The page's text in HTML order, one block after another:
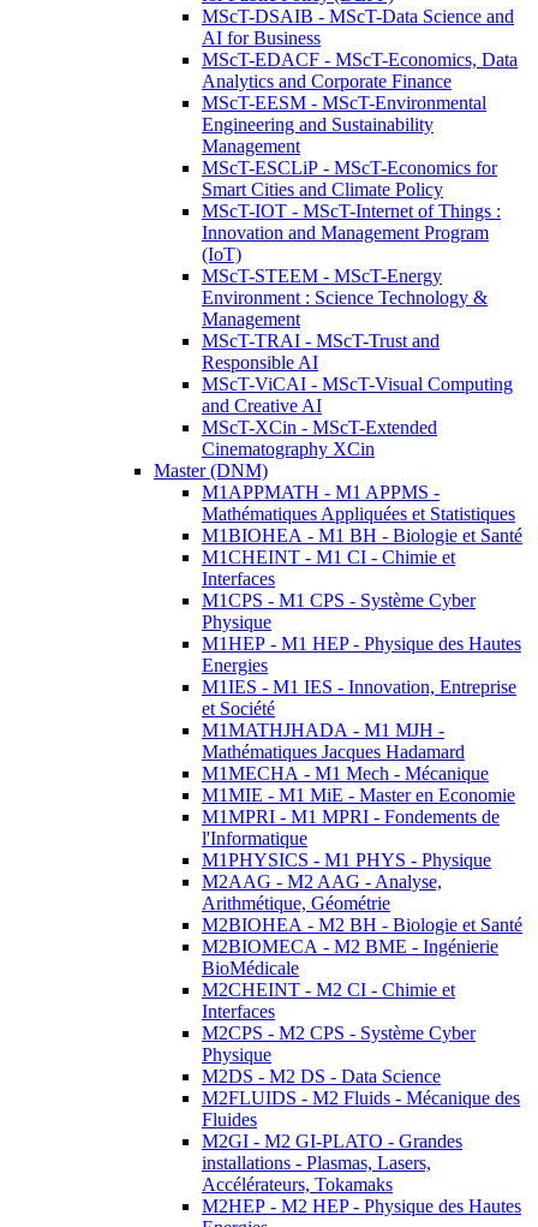
MScT-DSAIB - MScT-Data Science and
AI for Business
MScT-EDACF - MScT-Economics, Data
Analytics and Corporate Finance
MScT-EESM - MScT-Environmental
Engineering and Sustainability
Management
MScT-ESCLiP - MScT-Economics for
Smart Cities and Climate Policy
MScT-IOT - MScT-Internet of Things :
Innovation and Management Program
(IoT)
MScT-STEEM - MScT-Energy
Environment : Science Technology &
Management
MScT-TRAI - MScT-Trust and
Responsible AI
MScT-ViCAI - MScT-Visual Computing
and Creative AI
MScT-XCin - MScT-Extended
Cinematography XCin
Master (DNM)
M1APPMATH - M1 APPMS -
Mathématiques Appliquées et Statistiques
M1BIOHEA - M1 BH - Biologie et Santé
M1CHEINT - M1 CI - Chimie et
Interfaces
M1CPS - M1 CPS - Système Cyber
Physique
M1HEP - M1 HEP - Physique des Hautes
Energies
M1IES - M1 IES - Innovation, Entreprise
et Société
M1MATHJHADA - M1 MJH -
Mathématiques Jacques Hadamard
M1MECHA - M1 Mech - Mécanique
M1MIE - M1 MiE - Master en Economie
M1MPRI - M1 MPRI - Fondements de
l'Informatique
M1PHYSICS - M1 PHYS - Physique
M2AAG - M2 AAG - Analyse,
Arithmétique, Géométrie
M2BIOHEA - M2 BH - Biologie et Santé
M2BIOMECA - M2 BME - Ingénierie
BioMédicale
M2CHEINT - M2 CI - Chimie et
Interfaces
M2CPS - M2 CPS - Système Cyber
Physique
M2DS - M2 DS - Data Science
M2FLUIDS - M2 Fluids - Mécanique des
Fluides
M2GI - M2 GI-PLATO - Grandes
installations - Plasmas, Lasers,
Accélérateurs, Tokamaks
M2HEP - M2 HEP - Physique des Hautes